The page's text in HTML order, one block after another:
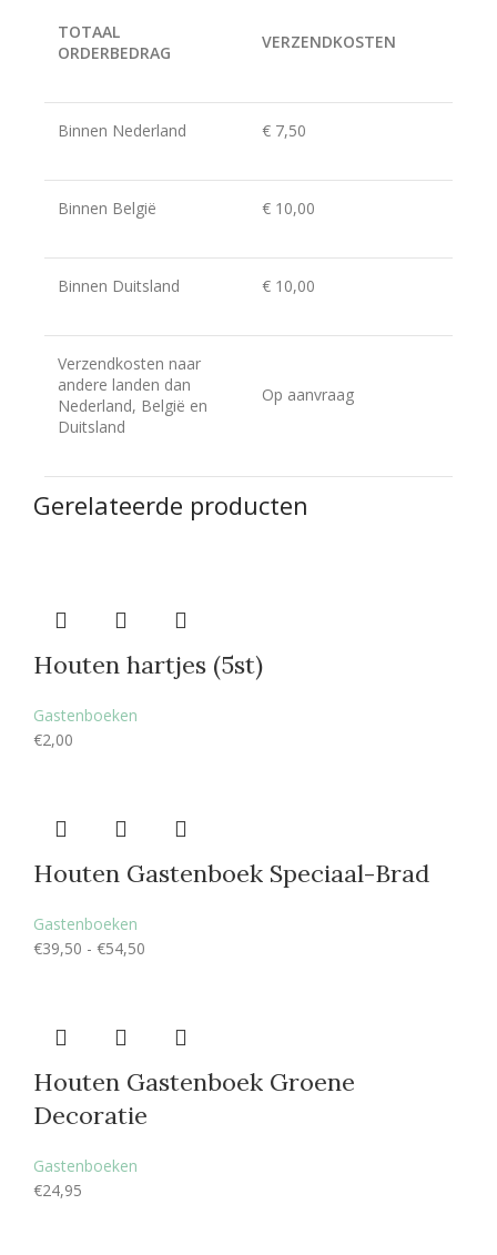
TOTAAL
ORDERBEDRAG
VERZENDKOSTEN
Binnen Nederland € 7,50
Binnen België € 10,00
Binnen Duitsland € 10,00
Verzendkosten naar
andere landen dan
Nederland, België en
Duitsland
Op aanvraag
Gerelateerde producten
Houten hartjes (5st)
Gastenboeken
€2,00
Houten Gastenboek Speciaal-Brad
Gastenboeken
€39,50 - €54,50
Houten Gastenboek Groene
Decoratie
Gastenboeken
€24,95